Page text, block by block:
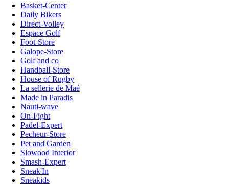
Basket-Center
Daily Bikers
Direct-Volley
Espace Golf
Foot-Store
Galope-Store
Golf and co
Handball-Store
House of Rugby
La sellerie de Maé
Made in Paradis
Nauti-wave
On-Fight
Padel-Expert
Pecheur-Store
Pet and Garden
Slowood Interior
Smash-Expert
Sneak'In
Sneakids